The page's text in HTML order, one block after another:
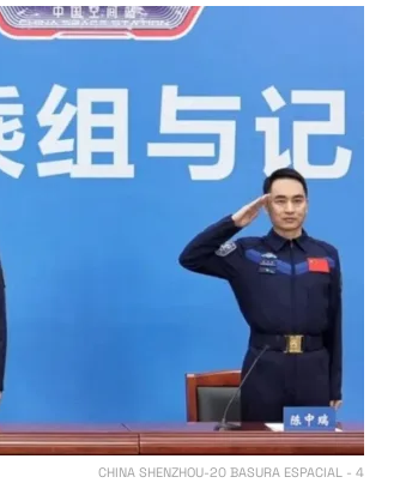
CHINA SHENZHOU-20 BASURA ESPACIAL - 4